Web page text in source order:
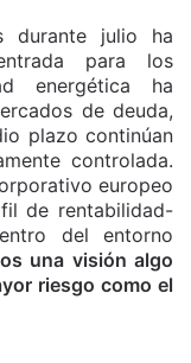
durante julio ha
para los
energética ha
de deuda,
plazo continúan
controlada.
europeo
de rentabilidad-
del entorno
una visión algo
riesgo como el